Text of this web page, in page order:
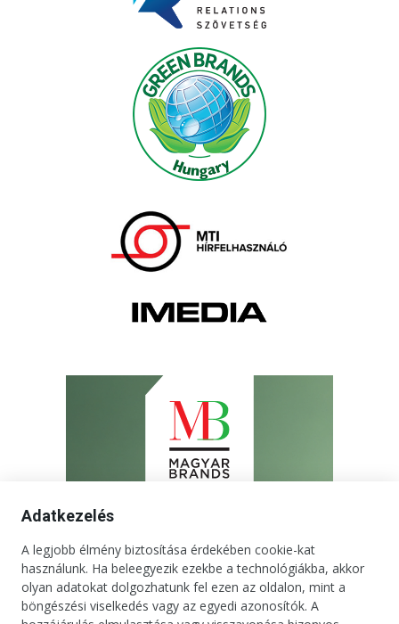
Adatkezelés
A legjobb élmény biztosítása érdekében cookie-kat
használunk. Ha beleegyezik ezekbe a technológiákba, akkor
olyan adatokat dolgozhatunk fel ezen az oldalon, mint a
böngészési viselkedés vagy az egyedi azonosítók. A